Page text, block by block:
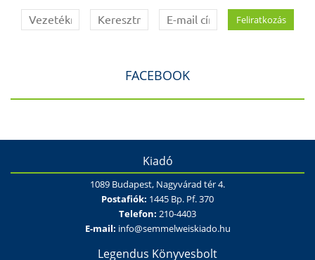
FACEBOOK
Kiadó
1089 Budapest, Nagyvárad tér 4.
Postafiók: 1445 Bp. Pf. 370
Telefon: 210-4403
E-mail: info@semmelweiskiado.hu
Legendus Könyvesbolt